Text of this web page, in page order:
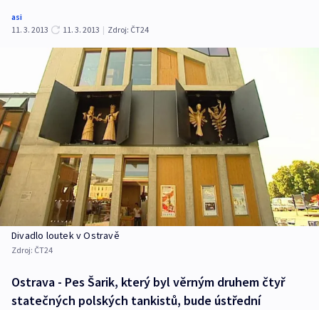
asi
11. 3. 2013
11. 3. 2013 | Zdroj: ČT24
Divadlo loutek v Ostravě
Zdroj: ČT24
Ostrava - Pes Šarik, který byl věrným druhem čtyř
statečných polských tankistů, bude ústřední